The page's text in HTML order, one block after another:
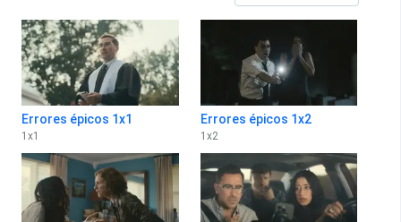
Errores épicos 1x1
1 x1
Errores épicos 1x2
1 x2